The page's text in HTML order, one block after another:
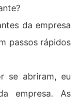
da empresa
passos rápidos
se abriram, eu
empresa. As